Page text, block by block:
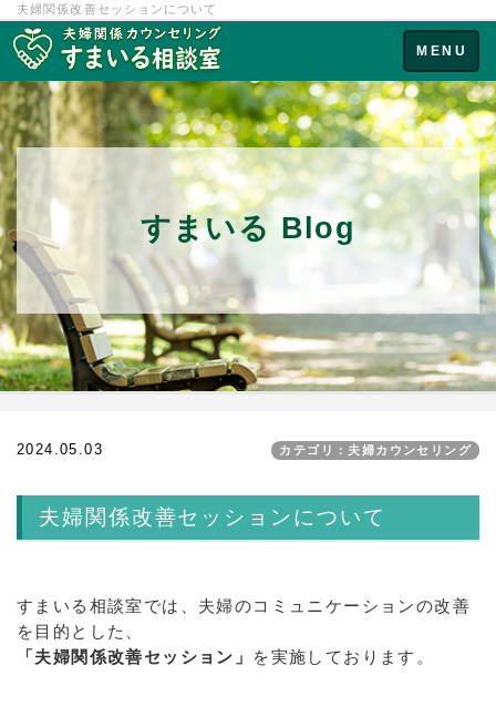
夫婦関係改善セッションについて
Toggle
navigation
MENU
すまいる Blog
2024.05.03 カテゴリ：夫婦カウンセリング
夫婦関係改善セッションについて
すまいる相談室では、夫婦のコミュニケーションの改善
を目的とした、
「夫婦関係改善セッション」
を実施しております。